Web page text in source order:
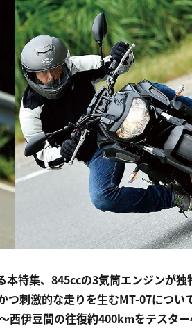
特集、845ccの3気筒エンジンが独
刺激的な走りを生むMT-07につい
西伊豆間の往復約400kmをテスタ